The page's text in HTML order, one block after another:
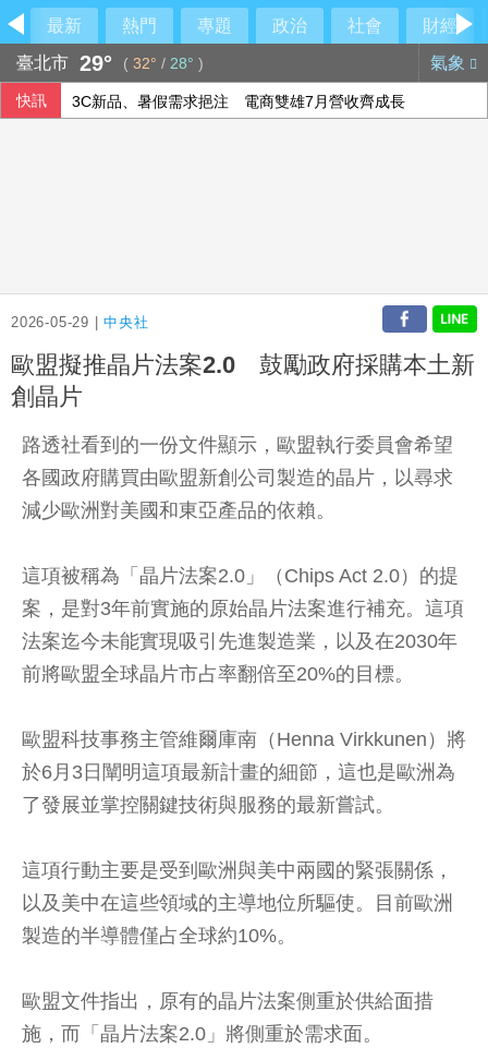
最新 熱門 專題 政治 社會
財經
臺北市 29° ( 32° / 28° ) 氣象
快訊 3C新品、暑假需求挹注 電商雙雄7月營收齊成長
2026-05-29 |中央社
歐盟擬推晶片法案2.0 鼓勵政府採購本土新
創晶片
路透社看到的一份文件顯示，歐盟執行委員會希望
各國政府購買由歐盟新創公司製造的晶片，以尋求
減少歐洲對美國和東亞產品的依賴。
這項被稱為「晶片法案2.0」（Chips Act 2.0）的提
案，是對3年前實施的原始晶片法案進行補充。這項
法案迄今未能實現吸引先進製造業，以及在2030年
前將歐盟全球晶片市占率翻倍至20%的目標。
歐盟科技事務主管維爾庫南（Henna Virkkunen）將
於6月3日闡明這項最新計畫的細節，這也是歐洲為
了發展並掌控關鍵技術與服務的最新嘗試。
這項行動主要是受到歐洲與美中兩國的緊張關係，
以及美中在這些領域的主導地位所驅使。目前歐洲
製造的半導體僅占全球約10%。
歐盟文件指出，原有的晶片法案側重於供給面措
施，而「晶片法案2.0」將側重於需求面。